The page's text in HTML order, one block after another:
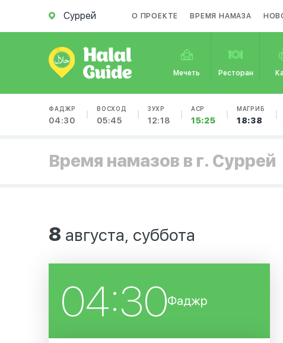
Суррей О ПРОЕКТЕ ВРЕМЯ НАМАЗА
Мечеть Ресторан
ФАДЖР
04:30
ВОСХОД
05:45
ЗУХР
12:18
АСР
15:25
МАГРИБ
18:38
Время намазов в г. Суррей
8 августа, суббота
04:30Фаджр